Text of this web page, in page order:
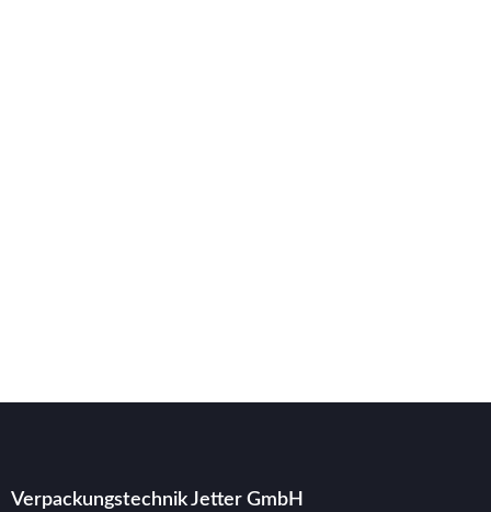
Verpackungstechnik Jetter GmbH